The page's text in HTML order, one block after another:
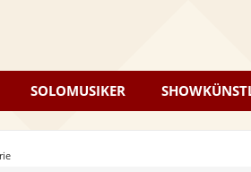
SOLOMUSIKER